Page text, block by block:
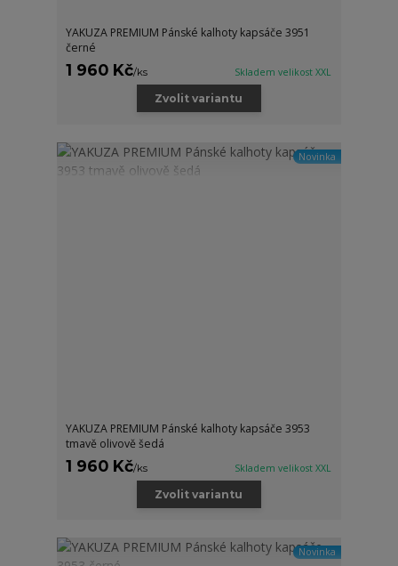
YAKUZA PREMIUM Pánské kalhoty kapsáče 3951
černé
1 960 Kč/ks Skladem velikost XXL
Zvolit variantu
Novinka
YAKUZA PREMIUM Pánské kalhoty kapsáče 3953
tmavě olivově šedá
1 960 Kč/ks Skladem velikost XXL
Zvolit variantu
Novinka